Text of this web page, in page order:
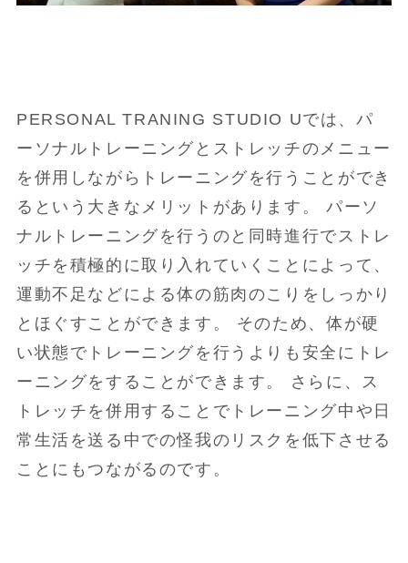
PERSONAL TRANING STUDIO Uでは、パ
ーソナルトレーニングとストレッチのメニュー
を併用しながらトレーニングを行うことができ
るという大きなメリットがあります。 パーソ
ナルトレーニングを行うのと同時進行でストレ
ッチを積極的に取り入れていくことによって、
運動不足などによる体の筋肉のこりをしっかり
とほぐすことができます。 そのため、体が硬
い状態でトレーニングを行うよりも安全にトレ
ーニングをすることができます。 さらに、ス
トレッチを併用することでトレーニング中や日
常生活を送る中での怪我のリスクを低下させる
ことにもつながるのです。